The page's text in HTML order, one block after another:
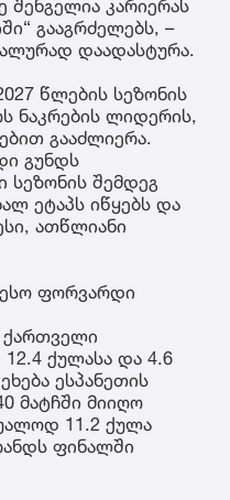
შენგელია კარიერას
გააგრძელებს, –
დაადასტურა.
წლების სეზონის
ნაკრების ლიდერის,
გააძლიერა.
გუნდს
სეზონის შემდეგ
ეტაპს იწყებს და
ათწლიანი
ფორვარდი
ქართველი
ქულასა და 4.6
ესპანეთის
მატჩში მიიღო
11.2 ქულა
ფინალში